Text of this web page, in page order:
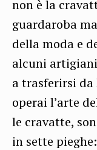
non è la
guardaroba
della moda e
alcuni
a trasferirsi da
operai l’arte
le cravatte,
in sette